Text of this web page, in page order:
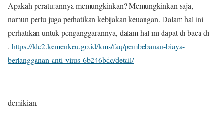
Apakah peraturannya memungkinkan? Memungkinkan saja,
namun perlu juga perhatikan kebijakan keuangan. Dalam hal ini
perhatikan untuk penganggarannya, dalam hal ini dapat di baca di
: https://klc2.kemenkeu.go.id/kms/faq/pembebanan-biaya-
berlangganan-anti-virus-6b246bdc/detail/
demikian.